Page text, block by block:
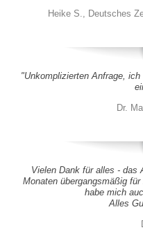
Heike S., Deutsches
"Unkomplizierten Anfrage,
Dr.
Vielen Dank für alles - das
Monaten übergangsmäßig
habe mich
Alles